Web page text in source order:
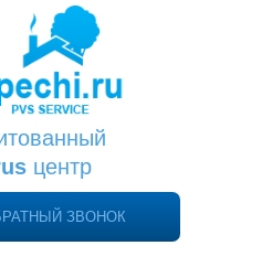
центр
ЗВОНОК